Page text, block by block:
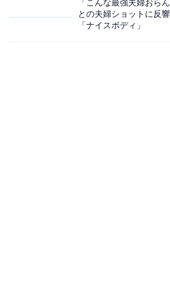
「こんな最強夫婦おら
との夫婦ショットに反
「ナイスボディ」